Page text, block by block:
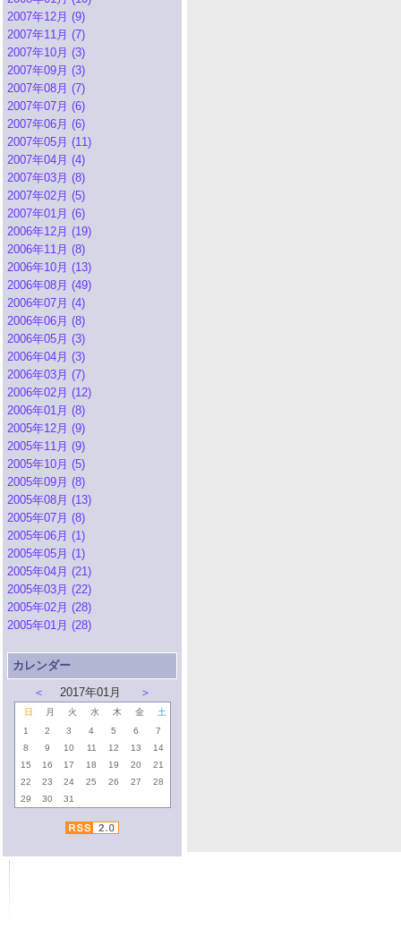
2007年12月 (9)
2007年11月 (7)
2007年10月 (3)
2007年09月 (3)
2007年08月 (7)
2007年07月 (6)
2007年06月 (6)
2007年05月 (11)
2007年04月 (4)
2007年03月 (8)
2007年02月 (5)
2007年01月 (6)
2006年12月 (19)
2006年11月 (8)
2006年10月 (13)
2006年08月 (49)
2006年07月 (4)
2006年06月 (8)
2006年05月 (3)
2006年04月 (3)
2006年03月 (7)
2006年02月 (12)
2006年01月 (8)
2005年12月 (9)
2005年11月 (9)
2005年10月 (5)
2005年09月 (8)
2005年08月 (13)
2005年07月 (8)
2005年06月 (1)
2005年05月 (1)
2005年04月 (21)
2005年03月 (22)
2005年02月 (28)
2005年01月 (28)
カレンダー
＜
2017年01月 ＞
日 月 火 水 木 金
土
1
2 3 4 5 6
7
8
9 10 11 12 13
14
15
16 17 18 19 20
21
22
23 24 25 26 27
28
29
30 31